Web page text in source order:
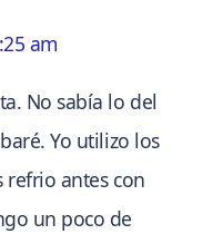
am
No sabía lo del
Yo utilizo los
refrio antes con
un poco de